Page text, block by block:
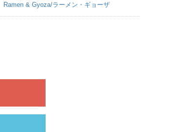
Ramen & Gyoza/ラーメン・ギョーザ